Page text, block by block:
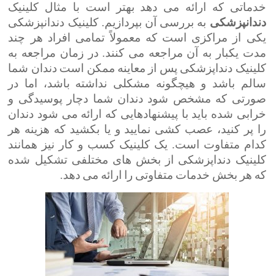
خدماتی که ارائه می دهد بهتر است با مثال کلینیک
دندانپزشکی به بررسی آن بپردازیم. کلینیک دندانپزشکی
یکی از مراکزی است که معمولاً تمامی افراد هر چند
مدت یکبار به آن مراجعه می کنند. در زمان مراجعه به
کلینیک دنداپزشکی پس از معاینه ممکن است دندان شما
سالم باشد و هیچگونه مشکلی نداشته باشد، اما در
صورتی که مشخص شود دندان شما دچار پوسیدگی و
خرابی شده باید با پیشنهادهایی که ارائه می شود دندان
را پر کنید، عصب کشی نمایید و یا بکشید که هزینه هر
کدام متفاوت است. یک کلینیک کسب و کار نیز همانند
کلینیک دنداپزشکی از بخش های مختلفی تشکیل شده
که هر بخش خدمات متفاوتی را ارائه می دهد.